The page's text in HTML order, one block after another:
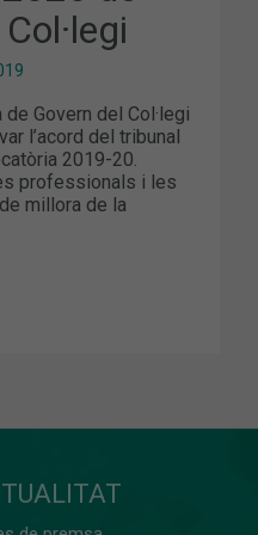
Govern del Col·legi
l’acord del tribunal
2019-20.
professionals i les
millora de la